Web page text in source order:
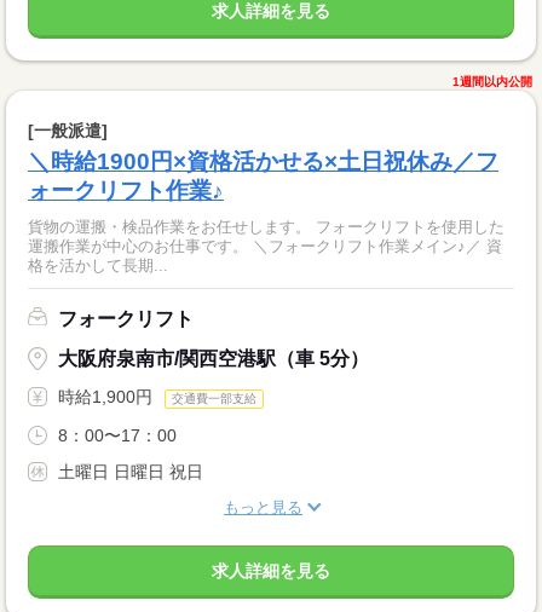
求人詳細を見る
1週間以内公開
[一般派遣]
＼時給1900円×資格活かせる×土日祝休み／フ
ォークリフト作業♪
貨物の運搬・検品作業をお任せします。 フォークリフトを使用した
運搬作業が中心のお仕事です。 ＼フォークリフト作業メイン♪／ 資
格を活かして長期...
フォークリフト
大阪府泉南市/関西空港駅（車 5分）
時給1,900円 交通費一部支給
8：00〜17：00
土曜日 日曜日 祝日
もっと見る
求人詳細を見る